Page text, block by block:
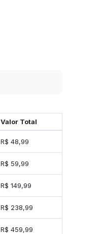
Valor Total
R$ 48,99
R$ 59,99
R$ 149,99
R$ 238,99
R$ 459,99